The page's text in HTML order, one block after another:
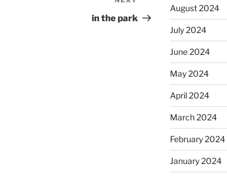
Post
in the park
August 2024
July 2024
June 2024
May 2024
April 2024
March 2024
February 2024
January 2024